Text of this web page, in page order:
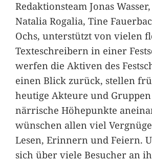
Redaktionsteam Jonas
Natalia Rogalia, Tine
Ochs, unterstützt von vielen
Texteschreibern in einer
werfen die Aktiven des
einen Blick zurück, stellen
heutige Akteure und
närrische Höhepunkte
wünschen allen viel
Lesen, Erinnern und Feiern.
sich über viele Besucher an